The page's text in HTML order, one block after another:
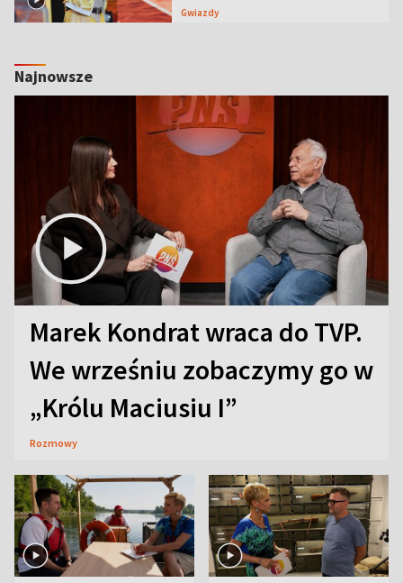
Gwiazdy
Najnowsze
Marek Kondrat wraca do TVP.
We wrześniu zobaczymy go w
„Królu Maciusiu I”
Rozmowy